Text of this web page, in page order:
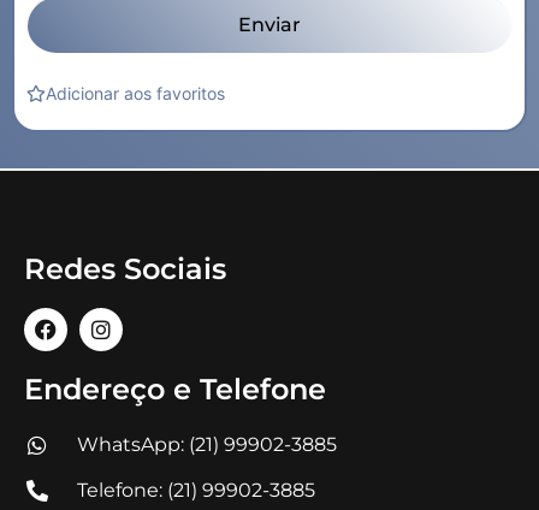
Enviar
Adicionar aos favoritos
Redes Sociais
Endereço e Telefone
WhatsApp: (21) 99902-3885
Telefone: (21) 99902-3885